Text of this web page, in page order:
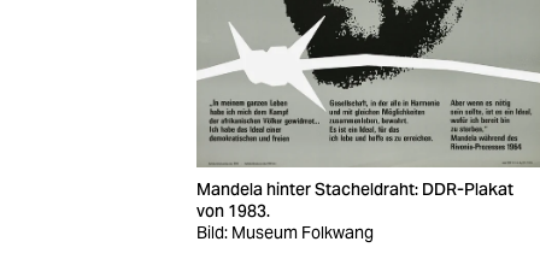
Mandela hinter Stacheldraht: DDR-Plakat
von 1983.
Bild: Museum Folkwang